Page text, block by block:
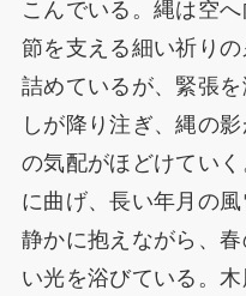
こんでいる。縄は空
節を支える細い祈り
詰めているが、緊張
しが降り注ぎ、縄の
の気配がほどけてい
に曲げ、長い年月の
静かに抱えながら、
い光を浴びている。